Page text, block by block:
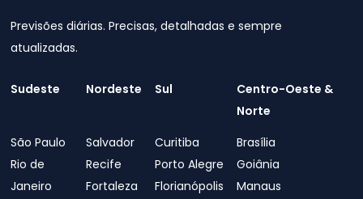
Previsões diárias. Precisas, detalhadas e sempre
atualizadas.
Sudeste
São Paulo
Rio de
Janeiro
Nordeste
Salvador
Recife
Fortaleza
Sul
Curitiba
Porto Alegre
Florianópolis
Centro-Oeste &
Norte
Brasília
Goiânia
Manaus